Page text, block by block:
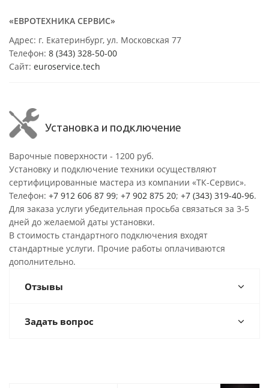
«ЕВРОТЕХНИКА СЕРВИС»
Адрес: г. Екатеринбург, ул. Московская 77
Телефон: 8 (343) 328-50-00
Сайт: euroservice.tech
Установка и подключение
Варочные поверхности - 1200 руб.
Установку и подключение техники осуществляют
сертифицированные мастера из компании «ТК-Сервис».
Телефон: +7 912 606 87 99; +7 902 875 20; +7 (343) 319-40-96.
Для заказа услуги убедительная просьба связаться за 3-5
дней до желаемой даты установки.
В стоимость стандартного подключения входят
стандартные услуги. Прочие работы оплачиваются
дополнительно.
Отзывы
Задать вопрос